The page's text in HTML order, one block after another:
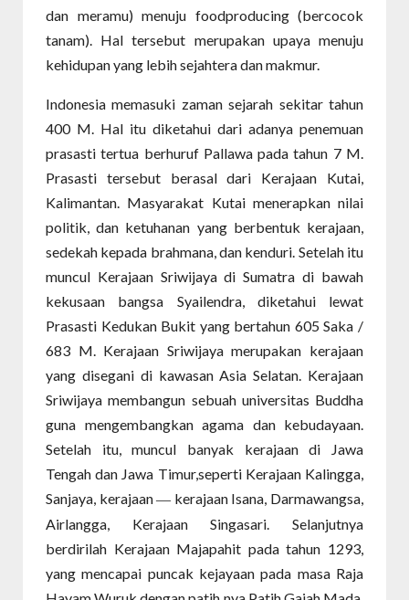
dan meramu) menuju foodproducing (bercocok
tanam). Hal tersebut merupakan upaya menuju
kehidupan yang lebih sejahtera dan makmur.
Indonesia memasuki zaman sejarah sekitar tahun
400 M. Hal itu diketahui dari adanya penemuan
prasasti tertua berhuruf Pallawa pada tahun 7 M.
Prasasti tersebut berasal dari Kerajaan Kutai,
Kalimantan. Masyarakat Kutai menerapkan nilai
politik, dan ketuhanan yang berbentuk kerajaan,
sedekah kepada brahmana, dan kenduri. Setelah itu
muncul Kerajaan Sriwijaya di Sumatra di bawah
kekusaan bangsa Syailendra, diketahui lewat
Prasasti Kedukan Bukit yang bertahun 605 Saka /
683 M. Kerajaan Sriwijaya merupakan kerajaan
yang disegani di kawasan Asia Selatan. Kerajaan
Sriwijaya membangun sebuah universitas Buddha
guna mengembangkan agama dan kebudayaan.
Setelah itu, muncul banyak kerajaan di Jawa
Tengah dan Jawa Timur,seperti Kerajaan Kalingga,
Sanjaya, kerajaan— kerajaan Isana, Darmawangsa,
Airlangga, Kerajaan Singasari. Selanjutnya
berdirilah Kerajaan Majapahit pada tahun 1293,
yang mencapai puncak kejayaan pada masa Raja